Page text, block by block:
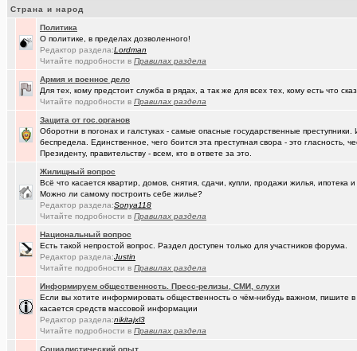
Музыкальный блог и 18+
Социальная инженерия(Phandorin)
Перешеек у ручья(tramov) +201
СШ-5(um5939) +4
Здоровье - это решение личных проблем
Сериалы - лучшие по вашему мнению?(tolik) +1984
Осведомлённый источник сообщает... (Молодец.)
Уходят лучшие(Pihlak) +572
Кто что ест или пьёт прямо сейчас?
В ближайший месяц возможно произойдет то что затронет каждог (рeдкий)
Омские фотографы(linuxmas..) +200
Я люблю Омский драматический театр!
Всё о транспорте: автобусы, троллейбусы, трамваи, маршрутки
Страна и народ
Политика
О политике, в пределах дозволенного!
Редактор раздела:Lоrdmаn
Читайте подробности в Правилах раздела
Армия и военное дело
Для тех, кому предстоит служба в рядах, а так же для всех тех, кому есть что
Читайте подробности в Правилах раздела
Защита от гос.органов
Оборотни в погонах и галстуках - самые опасные государственные
беспредела. Единственное, чего боится эта преступная свора - это гласность,
Президенту, правительству - всем, кто в ответе за это.
Жилищный вопрос
Всё что касается квартир, домов, снятия, сдачи, купли, продажи жилья,
Можно ли самому построить себе жилье?
Редактор раздела:Sonya118
Читайте подробности в Правилах раздела
Национальный вопрос
Есть такой непростой вопрос. Раздел доступен только для участников форума.
Редактор раздела:Justin
Читайте подробности в Правилах раздела
Информируем общественность. Пресс-релизы, СМИ, слухи
Если вы хотите информировать общественность о чём-нибудь важном, пишите в
касается средств массовой информации
Редактор раздела:nikitajxl3
Читайте подробности в Правилах раздела
Социалистический опыт